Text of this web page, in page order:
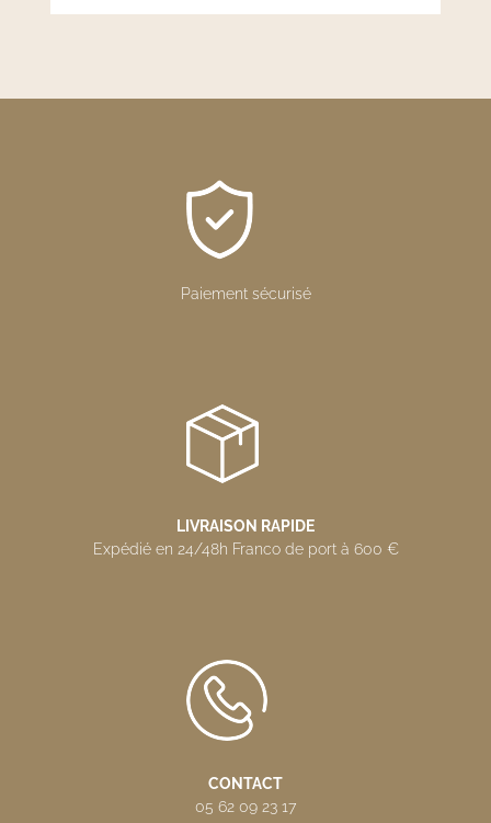
Paiement sécurisé
LIVRAISON RAPIDE
Expédié en 24/48h Franco de port à 600 €
CONTACT
05 62 09 23 17